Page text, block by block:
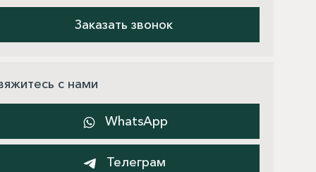
Заказать звонок
с нами
WhatsApp
Телеграм